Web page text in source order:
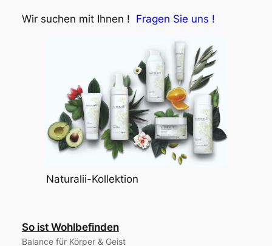
Wir suchen mit Ihnen ! Fragen Sie uns !
Naturalii-Kollektion
So ist Wohlbefinden
Balance für Körper & Geist